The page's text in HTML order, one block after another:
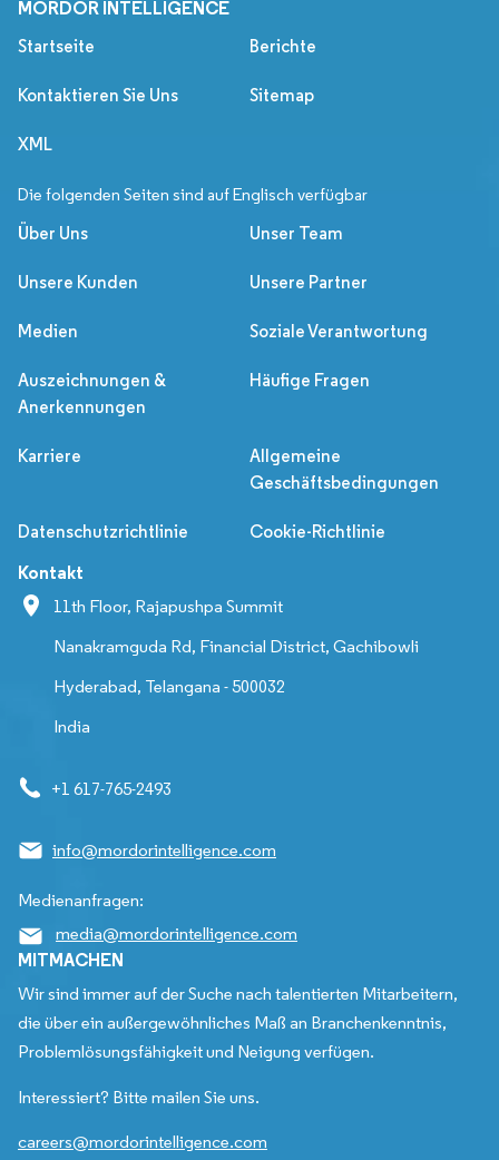
MORDOR INTELLIGENCE
Startseite Berichte
Kontaktieren Sie Uns Sitemap
XML
Die folgenden Seiten sind auf Englisch verfügbar
Über Uns Unser Team
Unsere Kunden Unsere Partner
Medien Soziale Verantwortung
Auszeichnungen &
Anerkennungen
Häufige Fragen
Karriere
Allgemeine
Geschäftsbedingungen
Datenschutzrichtlinie Cookie-Richtlinie
Kontakt
11th Floor, Rajapushpa Summit
Nanakramguda Rd, Financial District, Gachibowli
Hyderabad, Telangana - 500032
India
+1 617-765-2493
info@mordorintelligence.com
Medienanfragen:
media@mordorintelligence.com
MITMACHEN
Wir sind immer auf der Suche nach talentierten Mitarbeitern,
die über ein außergewöhnliches Maß an Branchenkenntnis,
Problemlösungsfähigkeit und Neigung verfügen.
Interessiert? Bitte mailen Sie uns.
careers@mordorintelligence.com